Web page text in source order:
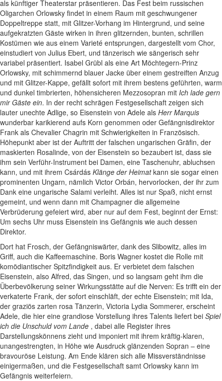
als künftiger Theaterstar präsentieren. Das Fest beim russischen
Oligarchen Orlowsky findet in einem Raum mit geschwungener
Doppeltreppe statt, mit Glitzer-Vorhang im Hintergrund, und seine
aufgekratzten Gäste wirken in ihren glitzernden, bunten, schrillen
Kostümen wie aus einem Varieté entsprungen, dargestellt vom Chor,
einstudiert von Julius Ebert, und tänzerisch wie sängerisch sehr
variabel präsentiert. Isabel Grübl als eine Art Möchtegern-Prinz
Orlowsky, mit schimmernd blauer Jacke über einem gestreiften Anzug
und mit Glitzer-Kappe, gefällt sofort mit ihrem bestens geführten, warm
und dunkel timbrierten, höhensicheren Mezzosopran mit Ich lade gern
mir Gäste ein. In der recht schrägen Festgesellschaft zeigen sich
lauter unechte Adlige, so Eisenstein von Adele als Herr Marquis
wunderbar karikierend aufs Korn genommen oder Gefängnisdirektor
Frank als Chevalier Chagrin mit Schwierigkeiten in Französisch.
Höhepunkt aber ist der Auftritt der falschen ungarischen Gräfin, der
maskierten Rosalinde, von der Eisenstein so bezaubert ist, dass sie
ihm sein Verführ-Instrument bei Damen, eine Taschenuhr, abluchsen
kann, und mit ihrem Csárdás Klänge der Heimatkann sie sogar einen
prominenten Ungarn, nämlich Victor Orbán, hervorlocken, der ihr zum
Dank eine ungarische Salami verleiht. Alles ist nur Spaß, nicht ernst
gemeint, und wenn dann mit Champagner die allgemeine
Verbrüderung gefeiert wird, aber nur auf dem Fest, beginnt der Ernst:
Um sechs Uhr muss Eisenstein ins Gefängnis wie auch dessen
Direktor.
Dort hat Frosch, der Gefängniswärter, dank des Slibowitz, alles im
Griff, auch die Kaffeemaschine. Boris Wagner kostet die Rolle mit
komödiantischer Spitzfindigkeit aus. Er verbietet dem falschen
Eisenstein, also Alfred, das Singen, und so langsam geht ihm die
Überbevölkerung seiner Wirkungsstätte auf die Nerven: Es trifft ein der
verkaterte Frank, der sofort einschläft, der echte Eisenstein; mit Ida,
der graziös zarten rosa Tänzerin, Victoria Lydia Sommerer, erscheint
Adele, die hier eine grandiose Vorstellung ihres Talents liefert bei Spiel
ich die Unschuld vom Lande , dabei alle Register ihres
Darstellungskönnens zieht und imponiert mit ihrem kräftig-klaren,
unangestrengten, in Höhe wie Ausdruck glänzenden Sopran – eine
bravouröse Leistung. Am Ende klären sich alle Missverständnisse
einigermaßen, und die Festgesellschaft samt Orlowsky kann im
Gefängnis weiterfeiern.